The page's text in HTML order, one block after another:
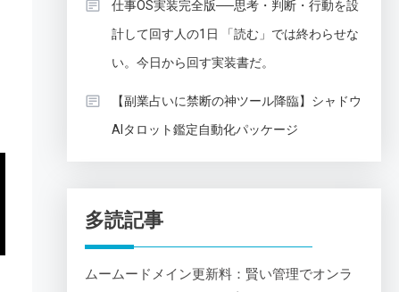
仕事OS実装完全版──思考・判断・行動を設
計して回す人の1日 「読む」では終わらせな
い。今日から回す実装書だ。
【副業占いに禁断の神ツール降臨】シャドウ
AIタロット鑑定自動化パッケージ
多読記事
ムームードメイン更新料：賢い管理でオンラ